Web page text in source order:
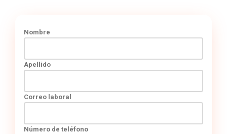
Nombre
Apellido
Correo laboral
Número de teléfono